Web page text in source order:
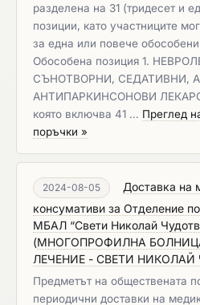
разделена на 31 (тридесет и
позиции, като участниците
за една или повече
Обособена позиция 1.
СЪНОТВОРНИ, СЕДАТИВНИ,
АНТИПАРКИНСОНОВИ
която включва 41 … Преглед
поръчки »
2024-08-05
Доставка на
консумативи за Отделение
МБАЛ “Свети Николай
(МНОГОПРОФИЛНА
ЛЕЧЕНИЕ - СВЕТИ НИКОЛАЙ
Предметът на обществената
периодични доставки на